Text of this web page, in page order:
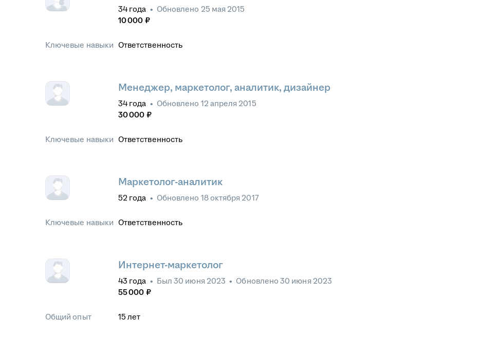
34 года • Обновлено 25 мая 2015
10 000 ₽
Ключевые навыки Ответственность
Менеджер, маркетолог, аналитик, дизайнер
34 года • Обновлено 12 апреля 2015
30 000 ₽
Ключевые навыки Ответственность
Маркетолог-аналитик
52 года • Обновлено 18 октября 2017
Ключевые навыки Ответственность
Интернет-маркетолог
43 года • Был 30 июня 2023 • Обновлено30 июня 2023
55 000 ₽
Общий опыт 15 лет